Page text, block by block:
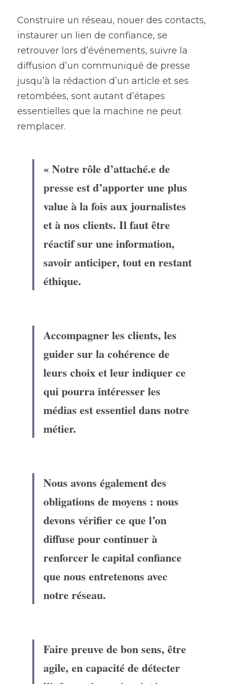
Construire un réseau, nouer des contacts,
instaurer un lien de confiance, se
retrouver lors d’événements, suivre la
diffusion d’un communiqué de presse
jusqu’à la rédaction d’un article et ses
retombées, sont autant d’étapes
essentielles que la machine ne peut
remplacer.
« Notre rôle d’attaché.e de
presse est d’apporter une plus
value à la fois aux journalistes
et à nos clients. Il faut être
réactif sur une information,
savoir anticiper, tout en restant
éthique.
Accompagner les clients, les
guider sur la cohérence de
leurs choix et leur indiquer ce
qui pourra intéresser les
médias est essentiel dans notre
métier.
Nous avons également des
obligations de moyens : nous
devons vérifier ce que l’on
diffuse pour continuer à
renforcer le capital confiance
que nous entretenons avec
notre réseau.
Faire preuve de bon sens, être
agile, en capacité de détecter